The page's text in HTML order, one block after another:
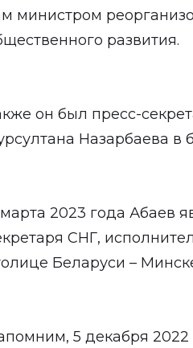
министром
развития.
он был пресс-
Назарбаева в
2023 года Абаев
СНГ,
Беларуси –
5 декабря 2022